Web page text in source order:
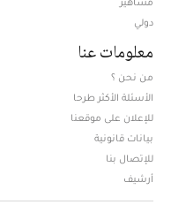
دولي
معلومات عنا
من نحن ؟
الأسئلة الأكثر طرحا
للإعلان على موقعنا
بيانات قانونية
للإتصال بنا
أرشيف